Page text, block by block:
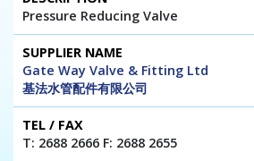
Pressure Reducing Valve
Gate Way Valve & Fitting Ltd
基法水管配件有限公司
T: 2688 2666 F: 2688 2655